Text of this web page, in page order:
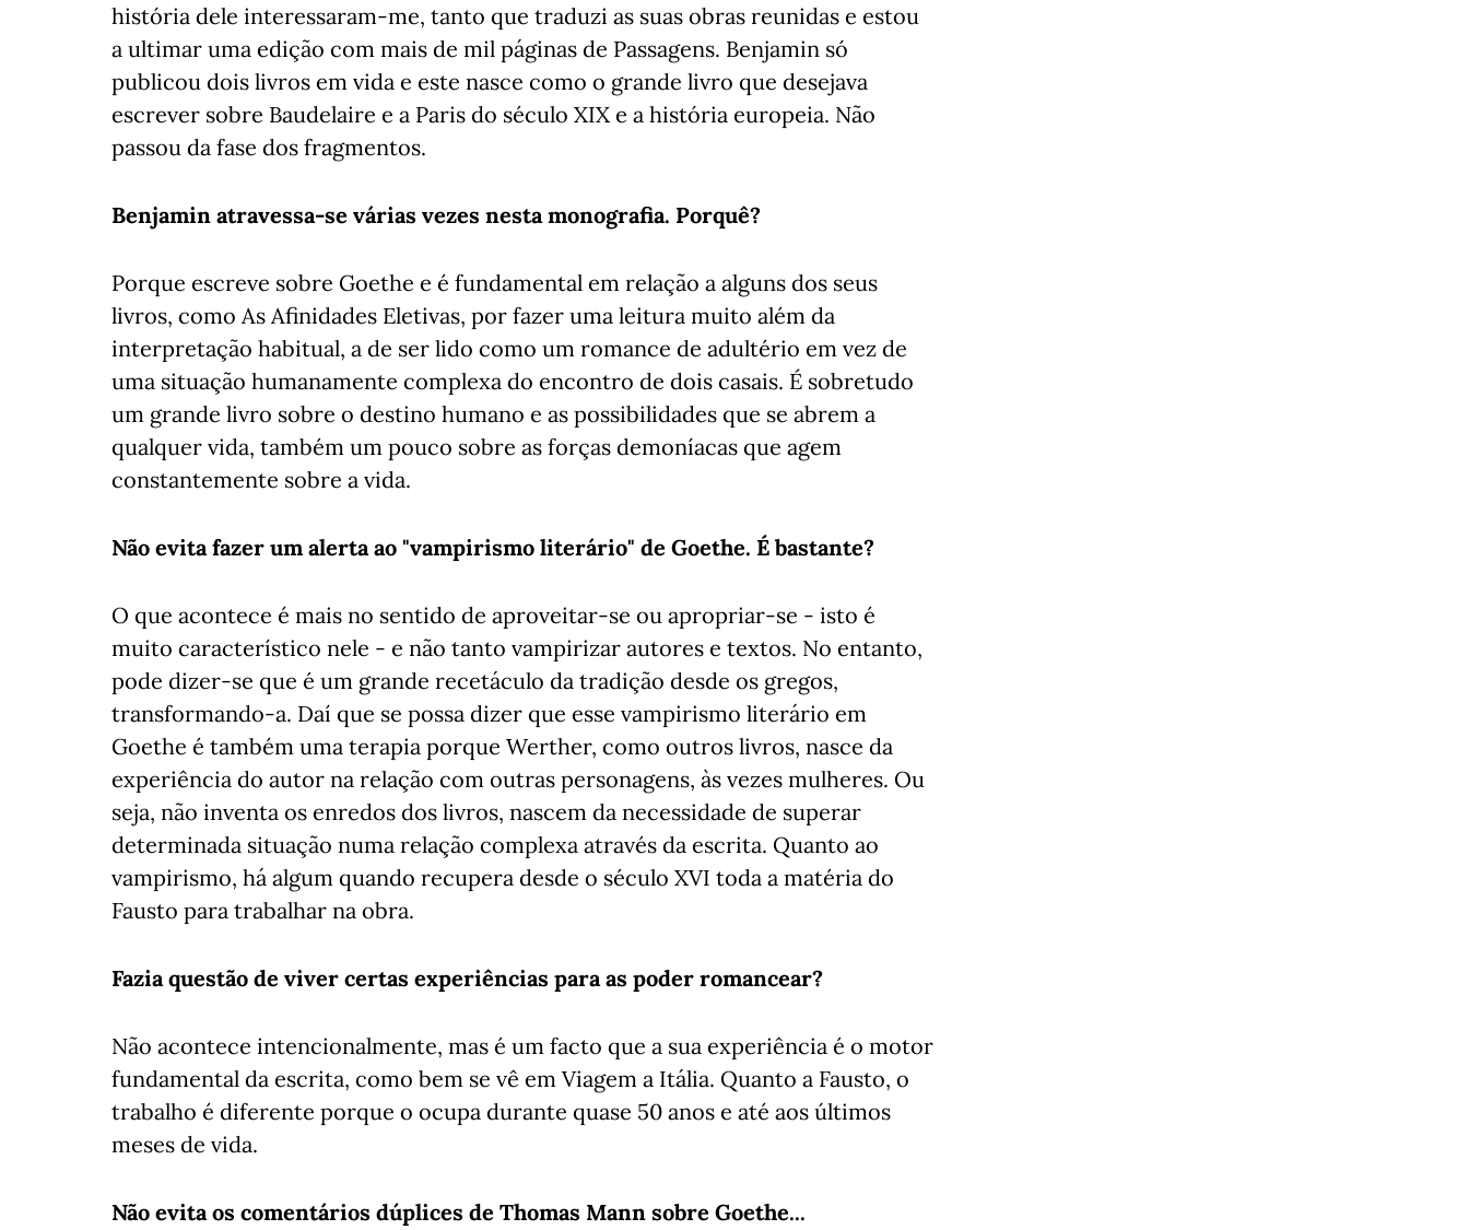
história dele interessaram-me, tanto que traduzi as suas obras reunidas e estou
a ultimar uma edição com mais de mil páginas de Passagens. Benjamin só
publicou dois livros em vida e este nasce como o grande livro que desejava
escrever sobre Baudelaire e a Paris do século XIX e a história europeia. Não
passou da fase dos fragmentos.
Benjamin atravessa-se várias vezes nesta monografia. Porquê?
Porque escreve sobre Goethe e é fundamental em relação a alguns dos seus
livros, como As Afinidades Eletivas, por fazer uma leitura muito além da
interpretação habitual, a de ser lido como um romance de adultério em vez de
uma situação humanamente complexa do encontro de dois casais. É sobretudo
um grande livro sobre o destino humano e as possibilidades que se abrem a
qualquer vida, também um pouco sobre as forças demoníacas que agem
constantemente sobre a vida.
Não evita fazer um alerta ao "vampirismo literário" de Goethe. É bastante?
O que acontece é mais no sentido de aproveitar-se ou apropriar-se - isto é
muito característico nele - e não tanto vampirizar autores e textos. No entanto,
pode dizer-se que é um grande recetáculo da tradição desde os gregos,
transformando-a. Daí que se possa dizer que esse vampirismo literário em
Goethe é também uma terapia porque Werther, como outros livros, nasce da
experiência do autor na relação com outras personagens, às vezes mulheres. Ou
seja, não inventa os enredos dos livros, nascem da necessidade de superar
determinada situação numa relação complexa através da escrita. Quanto ao
vampirismo, há algum quando recupera desde o século XVI toda a matéria do
Fausto para trabalhar na obra.
Fazia questão de viver certas experiências para as poder romancear?
Não acontece intencionalmente, mas é um facto que a sua experiência é o motor
fundamental da escrita, como bem se vê em Viagem a Itália. Quanto a Fausto, o
trabalho é diferente porque o ocupa durante quase 50 anos e até aos últimos
meses de vida.
Não evita os comentários dúplices de Thomas Mann sobre Goethe...